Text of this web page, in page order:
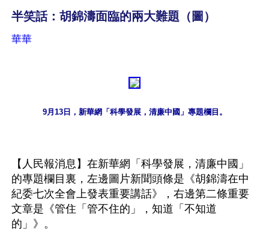
半笑話：胡錦濤面臨的兩大難題（圖）
華華
9月13日，新華網「科學發展，清廉中國」專題欄目。
【人民報消息】在新華網「科學發展，清廉中國」
的專題欄目裏，左邊圖片新聞頭條是《胡錦濤在中
紀委七次全會上發表重要講話》，右邊第二條重要
文章是《管住「管不住的」，知道「不知道
的」》。